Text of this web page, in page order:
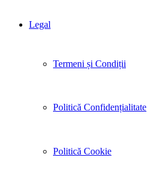
Legal
Termeni și Condiții
Politică Confidențialitate
Politică Cookie